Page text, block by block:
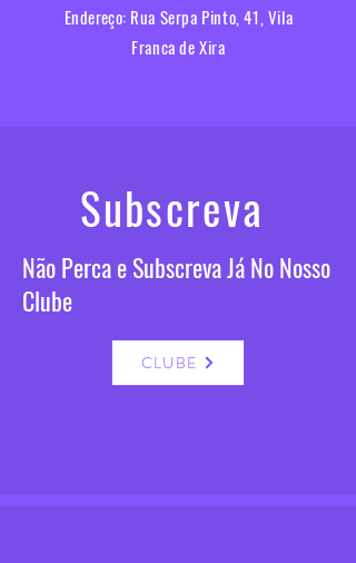
Endereço: Rua Serpa Pinto, 41, Vila
Franca de Xira
Subscreva
Não Perca e Subscreva Já No Nosso
Clube
CLUBE